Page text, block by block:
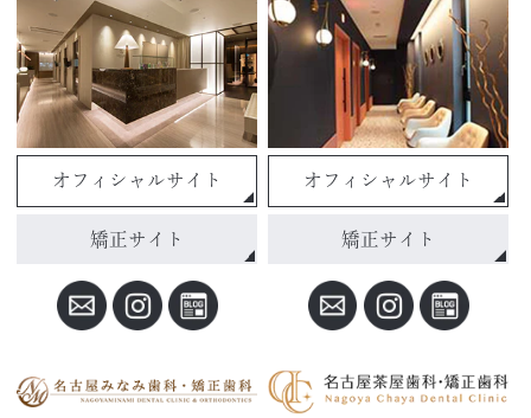
オフィシャルサイト
矯正サイト
オフィシャルサイト
矯正サイト